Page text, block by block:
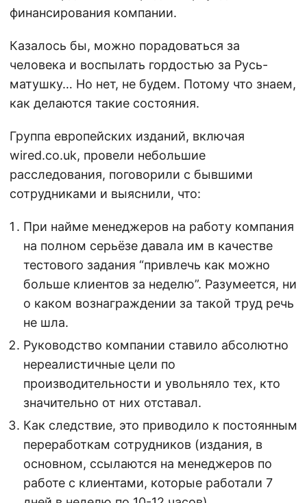
финансирования компании.
Казалось бы, можно порадоваться за
человека и воспылать гордостью за Русь-
матушку… Но нет, не будем. Потому что знаем,
как делаются такие состояния.
Группа европейских изданий, включая
wired.co.uk, провели небольшие
расследования, поговорили с бывшими
сотрудниками и выяснили, что:
При найме менеджеров на работу компания
на полном серьёзе давала им в качестве
тестового задания “привлечь как можно
больше клиентов за неделю”. Разумеется, ни
о каком вознаграждении за такой труд речь
не шла.
Руководство компании ставило абсолютно
нереалистичные цели по
производительности и увольняло тех, кто
значительно от них отставал.
Как следствие, это приводило к постоянным
переработкам сотрудников (издания, в
основном, ссылаются на менеджеров по
работе с клиентами, которые работали 7